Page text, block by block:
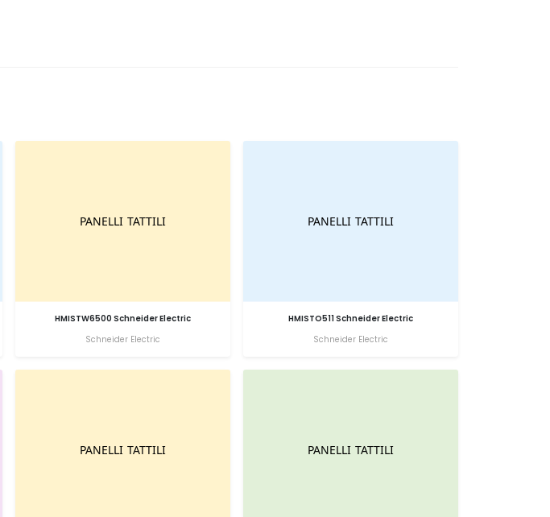
HMISTW6500 Schneider Electric
Schneider Electric
HMISTO511 Schneider Electric
Schneider Electric